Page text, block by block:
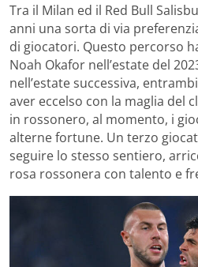
Tra il Milan ed il Red Bull
anni una sorta di via
di giocatori. Questo percorso
Noah Okafor nell’estate del
nell’estate successiva,
aver eccelso con la maglia del
in rossonero, al momento, i
alterne fortune. Un terzo
seguire lo stesso sentiero,
rosa rossonera con talento e